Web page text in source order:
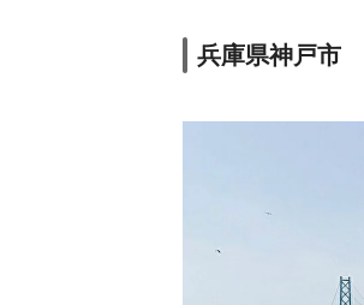
13.旅荘 海の蝶
兵庫県神戸市